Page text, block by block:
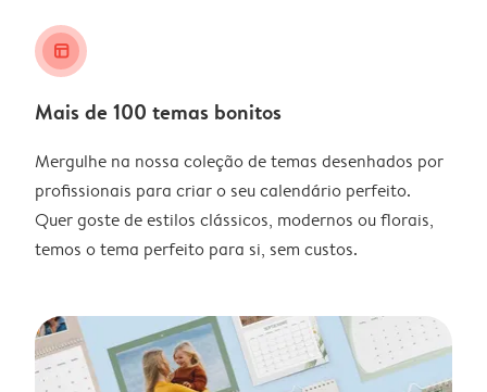
layout_alt
Mais de 100 temas bonitos
Mergulhe na nossa coleção de temas desenhados por
profissionais para criar o seu calendário perfeito.
Quer goste de estilos clássicos, modernos ou florais,
temos o tema perfeito para si, sem custos.